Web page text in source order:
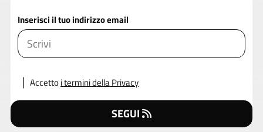
Inserisci il tuo indirizzo email
Accettoi termini della Privacy
SEGUI